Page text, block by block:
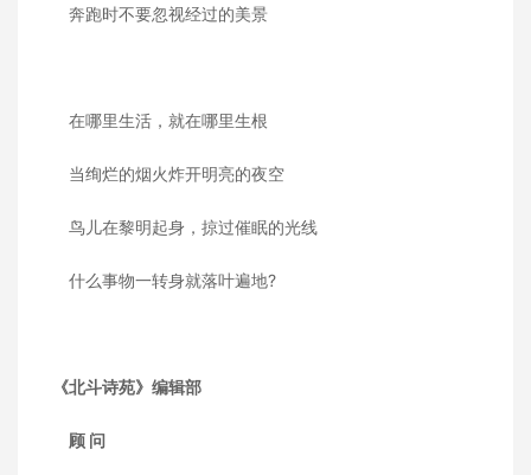
奔跑时不要忽视经过的美景
在哪里生活，就在哪里生根
当绚烂的烟火炸开明亮的夜空
鸟儿在黎明起身，掠过催眠的光线
什么事物一转身就落叶遍地?
《北斗诗苑》编辑部
顾 问